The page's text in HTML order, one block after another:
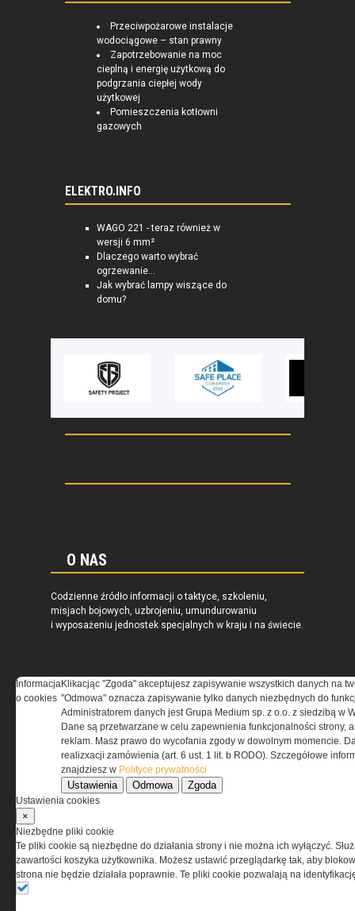
Przeciwpożarowe instalacje
wodociągowe – stan prawny
Zapotrzebowanie na moc
cieplną i energię użytkową do
podgrzania ciepłej wody
użytkowej
Pomieszczenia kotłowni
gazowych
ELEKTRO.INFO
WAGO 221 - teraz również w
wersji 6 mm²
Dlaczego warto wybrać
ogrzewanie...
Jak wybrać lampy wiszące do
domu?
O NAS
Codzienne źródło informacji o taktyce, szkoleniu,
misjach bojowych, uzbrojeniu, umundurowaniu
i wyposażeniu jednostek specjalnych w kraju i na świecie.
REGULAMIN
Regulamin określa zasady korzystania z portalu
www.special-ops.pl
Korzystanie z portalu jest równoznaczne
przez Grupa MEDIUM Spółka z ograniczoną
odpowiedzialnością Spółka komandytowa, nr KRS:
0000537655, NIP 1132860378, REGON 146393437
(zwana dalej Grupa MEDIUM) w postaci Regulaminu.
Informacja
o cookies
Klikacjąc "Zgoda" akceptujesz zapisywanie wszystkich danych na
"Odmowa" oznacza zapisywanie tylko danych niezbędnych do
Administratorem danych jest Grupa Medium sp. z o.o. z siedzibą w
Dane są przetwarzane w celu zapewnienia funkcjonalności strony,
reklam. Masz prawo do wycofania zgody w dowolnym momencie.
realizxacji zamówienia (art. 6 ust. 1 lit. b RODO). Szczegółowe
znajdziesz w Polityce prywatności
Ustawienia Odmowa Zgoda
Ustawienia cookies
×
Niezbędne pliki cookie
Te pliki cookie są niezbędne do działania strony i nie można ich wyłączyć.
zawartości koszyka użytkownika. Możesz ustawić przeglądarkę tak, aby
strona nie będzie działała poprawnie. Te pliki cookie pozwalają na